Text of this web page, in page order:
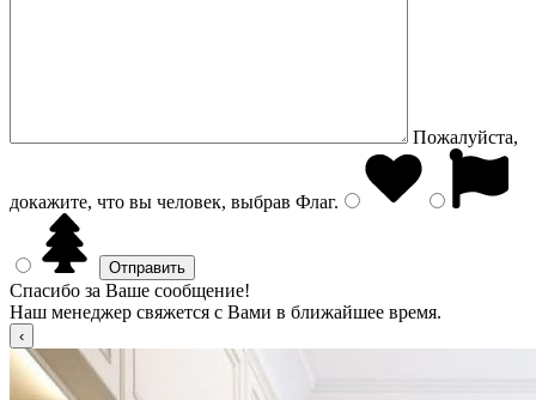
Пожалуйста,
докажите, что вы человек, выбрав Флаг.
Спасибо за Ваше сообщение!
Наш менеджер свяжется с Вами в ближайшее время.